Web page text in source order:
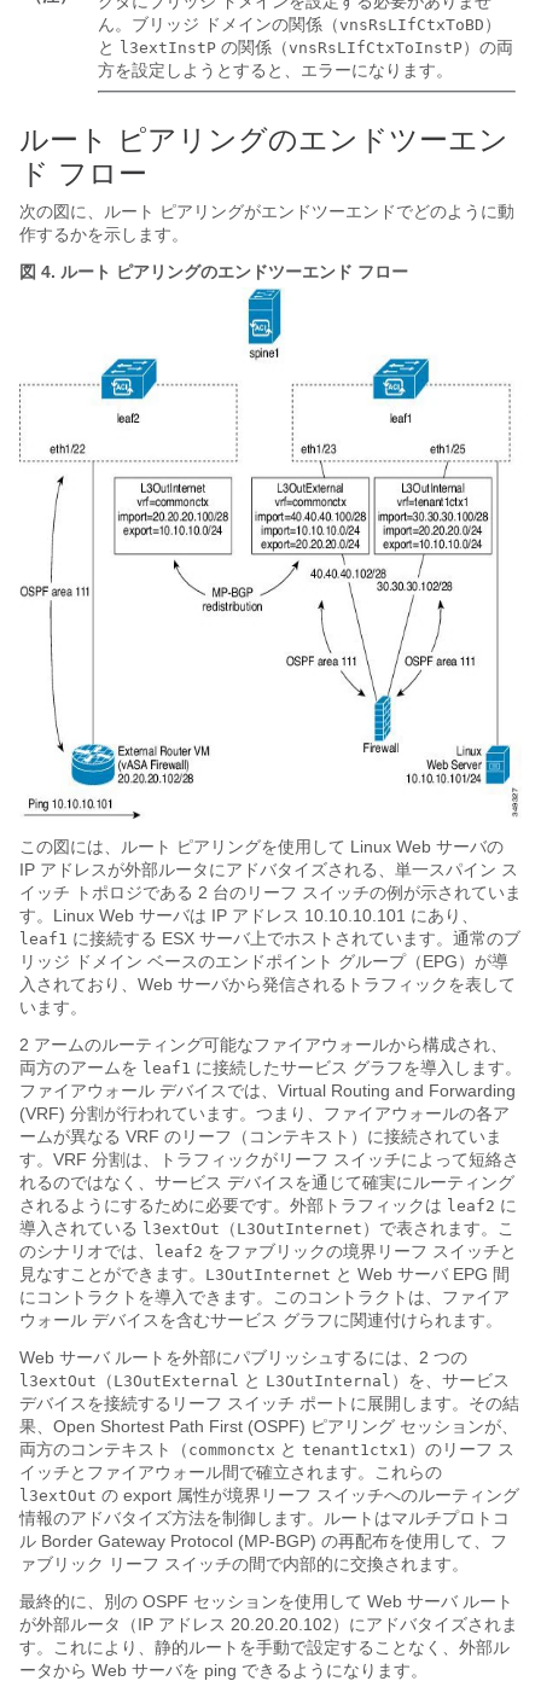
ん。ブリッジ ドメインの関係（vnsRsLIfCtxToBD ）
と
l3extInstP の関係（vnsRsLIfCtxToInstP）の両
方を設定しようとすると、エラーになります。
ルート ピアリングのエンドツーエン
ド フロー
次の図に、ルート ピアリングがエンドツーエンドでどのように動
作するかを示します。
図 4. ルート ピアリングのエンドツーエンド フロー
この図には、ルート ピアリングを使用して Linux Web サーバの
IP アドレスが外部ルータにアドバタイズされる、単一スパイン ス
イッチ トポロジである 2 台のリーフ スイッチの例が示されていま
す。Linux Web サーバは IP アドレス 10.10.10.101 にあり、
leaf1 に接続する ESX サーバ上でホストされています。通常のブ
リッジ ドメイン ベースのエンドポイント グループ（EPG）が導
入されており、Web サーバから発信されるトラフィックを表して
います。
2 アームのルーティング可能なファイアウォールから構成され、
両方のアームを leaf1 に接続したサービス グラフを導入します。
ファイアウォール デバイスでは、Virtual Routing and Forwarding
(VRF) 分割が行われています。つまり、ファイアウォールの各ア
ームが異なる VRF のリーフ（コンテキスト）に接続されていま
す。VRF 分割は、トラフィックがリーフ スイッチによって短絡さ
れるのではなく、サービス デバイスを通じて確実にルーティング
されるようにするために必要です。外部トラフィックは leaf2 に
導入されている
l3extOut （ L3OutInternet ）で表されます。こ
のシナリオでは、
leaf2 をファブリックの境界リーフ スイッチと
見なすことができます。 L3OutInternet と Web サーバ EPG 間
にコントラクトを導入できます。このコントラクトは、ファイア
ウォール デバイスを含むサービス グラフに関連付けられます。
Web サーバ ルートを外部にパブリッシュするには、2 つの
l3extOut （ L3OutExternal と L3OutInternal ）を、サービス
デバイスを接続するリーフ スイッチ ポートに展開します。その結
果、Open Shortest Path First (OSPF) ピアリング セッションが、
両方のコンテキスト（ commonctx と tenant1ctx1 ）のリーフ ス
イッチとファイアウォール間で確立されます。これらの
l3extOut の export 属性が境界リーフ スイッチへのルーティング
情報のアドバタイズ方法を制御します。ルートはマルチプロトコ
ル Border Gateway Protocol (MP-BGP) の再配布を使用して、フ
ァブリック リーフ スイッチの間で内部的に交換されます。
最終的に、別の OSPF セッションを使用して Web サーバ ルート
が外部ルータ（IP アドレス 20.20.20.102）にアドバタイズされま
す。これにより、静的ルートを手動で設定することなく、外部ル
ータから Web サーバを ping できるようになります。